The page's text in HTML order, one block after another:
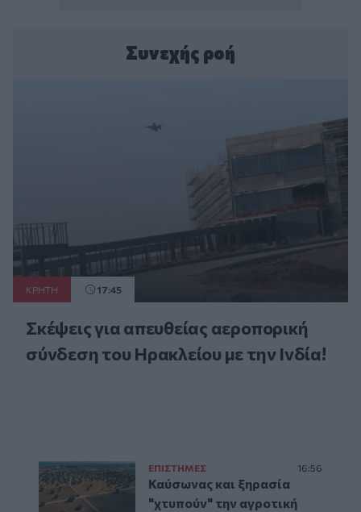
Συνεχής ροή
ΚΡΗΤΗ 17:45
Σκέψεις για απευθείας αεροπορική
σύνδεση του Ηρακλείου με την Ινδία!
ΕΠΙΣΤΗΜΕΣ 16:56
Καύσωνας και ξηρασία
"χτυπούν" την αγροτική